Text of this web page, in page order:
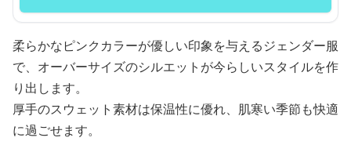
柔らかなピンクカラーが優しい印象を与えるジェンダー服
で、オーバーサイズのシルエットが今らしいスタイルを作
り出します。
厚手のスウェット素材は保温性に優れ、肌寒い季節も快適
に過ごせます。